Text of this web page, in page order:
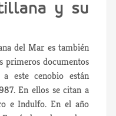
y su
del Mar es también
primeros documentos
este cenobio están
En ellos se citan a
e Indulfo. En el año